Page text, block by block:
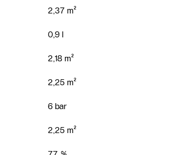
2,37 m²
0,9 l
2,18 m²
2,25 m²
6 bar
2,25 m²